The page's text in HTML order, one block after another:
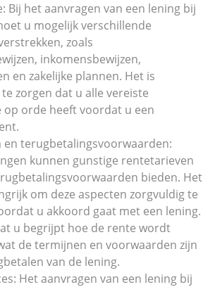
Bij het aanvragen van een lening bij
u mogelijk verschillende
zoals
inkomensbewijzen,
en zakelijke plannen. Het is
zorgen dat u alle vereiste
orde heeft voordat u een
en terugbetalingsvoorwaarden:
kunnen gunstige rentetarieven
bieden. Het
om deze aspecten zorgvuldig te
u akkoord gaat met een lening.
u begrijpt hoe de rente wordt
de termijnen en voorwaarden zijn
van de lening.
Het aanvragen van een lening bij